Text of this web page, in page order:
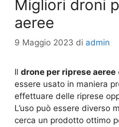
Migliori droni
aeree
9 Maggio 2023 di admin
Il drone per riprese aeree
essere usato in maniera
effettuare delle riprese
L’uso può essere diverso
cerca un prodotto ottimo